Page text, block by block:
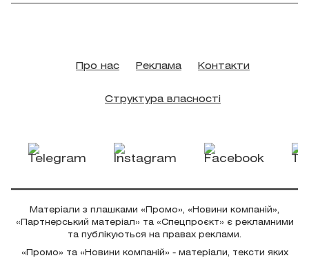
Про нас Реклама Контакти
Структура власності
Матеріали з плашками «Промо», «Новини компаній»,
«Партнерський матеріал» та «Спецпроєкт» є рекламними
та публікуються на правах реклами.
«Промо» та «Новини компаній» - матеріали, тексти яких